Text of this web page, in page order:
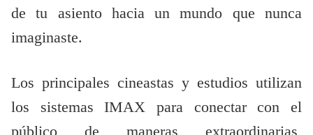
de tu asiento hacia un mundo que nunca
imaginaste.
Los principales cineastas y estudios utilizan
los sistemas IMAX para conectar con el
público de maneras extraordinarias,